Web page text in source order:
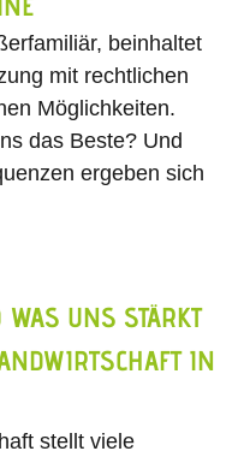
beinhaltet
mit rechtlichen
Möglichkeiten.
das Beste? Und
ergeben sich
UNS STÄRKT
IN
stellt viele